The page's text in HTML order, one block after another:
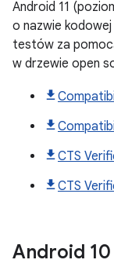
Android 11
o nazwie
testów za
w drzewie open
CTS
CTS
Android 10